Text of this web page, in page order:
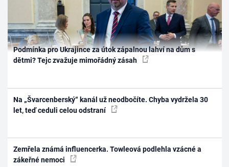
Podmínka pro Ukrajince za útok zápalnou lahví na dům s
dětmi? Tejc zvažuje mimořádný zásah
Na „Švarcenberský“ kanál už neodbočíte. Chyba vydržela 30
let, teď ceduli celou odstraní
Zemřela známá influencerka. Towleová podlehla vzácné a
zákeřné nemoci